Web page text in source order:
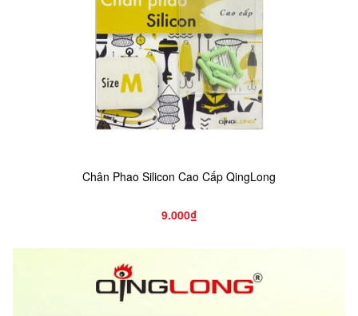
Chân Phao Silicon Cao Cấp QingLong
9.000₫